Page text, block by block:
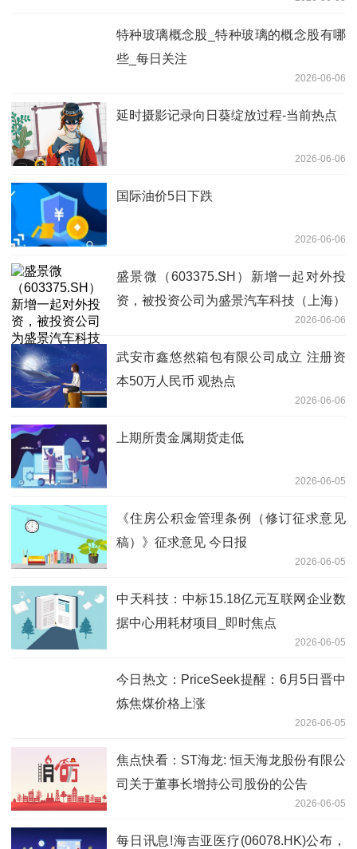
特种玻璃概念股_特种玻璃的概念股有哪
些_每日关注
2026-06-06
延时摄影记录向日葵绽放过程-当前热点
2026-06-06
国际油价5日下跌
2026-06-06
盛景微（603375.SH）新增一起对外投
资，被投资公司为盛景汽车科技（上海）
2026-06-06
武安市鑫悠然箱包有限公司成立 注册资
本50万人民币 观热点
2026-06-06
上期所贵金属期货走低
2026-06-05
《住房公积金管理条例（修订征求意见
稿）》征求意见 今日报
2026-06-05
中天科技：中标15.18亿元互联网企业数
据中心用耗材项目_即时焦点
2026-06-05
今日热文：PriceSeek提醒：6月5日晋中
炼焦煤价格上涨
2026-06-05
焦点快看：ST海龙: 恒天海龙股份有限公
司关于董事长增持公司股份的公告
2026-06-05
每日讯息!海吉亚医疗(06078.HK)公布，